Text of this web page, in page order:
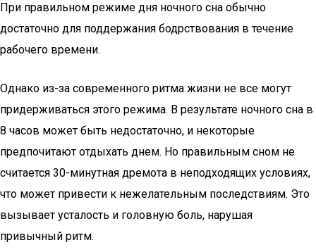
При правильном режиме дня ночного сна обычно
достаточно для поддержания бодрствования в течение
рабочего времени.
Однако из-за современного ритма жизни не все могут
придерживаться этого режима. В результате ночного сна в
8 часов может быть недостаточно, и некоторые
предпочитают отдыхать днем. Но правильным сном не
считается 30-минутная дремота в неподходящих условиях,
что может привести к нежелательным последствиям. Это
вызывает усталость и головную боль, нарушая
привычный ритм.